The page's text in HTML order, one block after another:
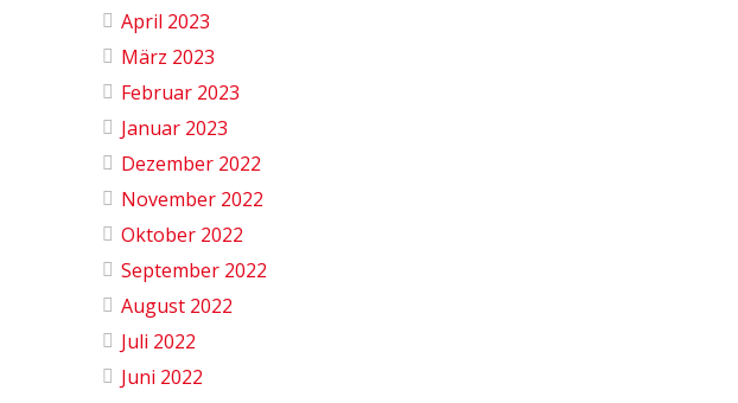
April 2023
März 2023
Februar 2023
Januar 2023
Dezember 2022
November 2022
Oktober 2022
September 2022
August 2022
Juli 2022
Juni 2022